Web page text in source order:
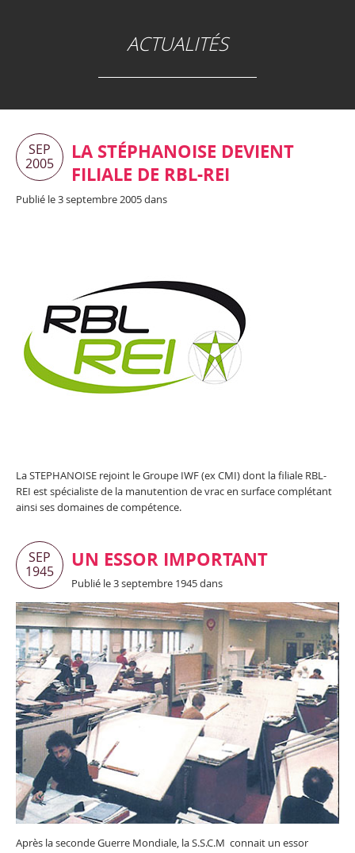
ACTUALITÉS
SEP
2005
LA STÉPHANOISE DEVIENT
FILIALE DE RBL-REI
Publié le 3 septembre 2005 dans
La STEPHANOISE rejoint le Groupe IWF (ex CMI) dont la filiale RBL-
REI est spécialiste de la manutention de vrac en surface complétant
ainsi ses domaines de compétence.
SEP
1945
UN ESSOR IMPORTANT
Publié le 3 septembre 1945 dans
Après la seconde Guerre Mondiale, la S.S.C.M connait un essor